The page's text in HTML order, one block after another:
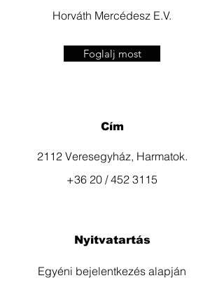
Horváth Mercédesz E.V.
Foglalj most
Cím
2112 Veresegyház, Harmatok.
+36 20 / 452 3115
Nyitvatartás
Egyéni bejelentkezés alapján